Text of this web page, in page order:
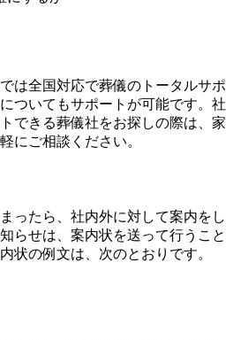
は全国対応で葬儀のトータルサポ
ついてもサポートが可能です。社
できる葬儀社をお探しの際は、家
にご相談ください。
ったら、社内外に対して案内をし
らせは、案内状を送って行うこと
状の例文は、次のとおりです。